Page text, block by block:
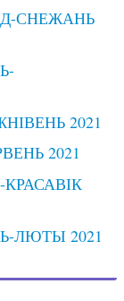
СНЕЖАНЬ
2021
2021
ЛЮТЫ 2021